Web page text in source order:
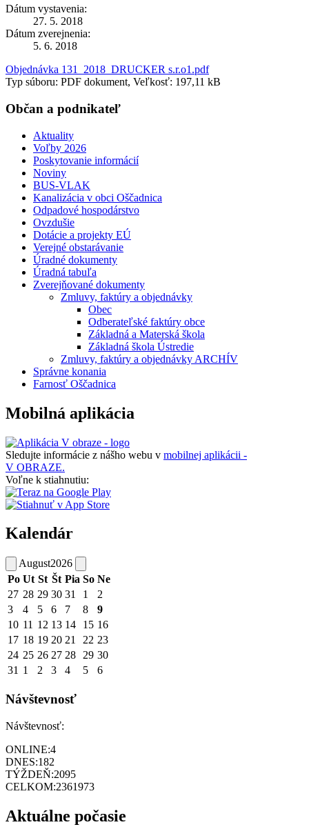
Dátum vystavenia:
27. 5. 2018
Dátum zverejnenia:
5. 6. 2018
Objednávka 131_2018_DRUCKER s.r.o1.pdf
Typ súboru: PDF dokument, Veľkosť: 197,11 kB
Občan a podnikateľ
Aktuality
Voľby 2026
Poskytovanie informácií
Noviny
BUS-VLAK
Kanalizácia v obci Oščadnica
Odpadové hospodárstvo
Ovzdušie
Dotácie a projekty EÚ
Verejné obstarávanie
Úradné dokumenty
Úradná tabuľa
Zverejňované dokumenty
Zmluvy, faktúry a objednávky
Obec
Odberateľské faktúry obce
Základná a Materská škola
Základná škola Ústredie
Zmluvy, faktúry a objednávky ARCHÍV
Správne konania
Farnosť Oščadnica
Mobilná aplikácia
Sledujte informácie z nášho webu v mobilnej aplikácii -
V OBRAZE.
Voľne k stiahnutiu:
Kalendár
August2026
Po Ut St Št Pia So Ne
27 28 29 30 31 1
2
3
4 5 6 7 8
9
10 11 12 13 14 15 16
17 18 19 20 21 22 23
24 25 26 27 28 29 30
31 1 2 3 4 5 6
Návštevnosť
Návštevnosť:
ONLINE:4
DNES:182
TÝŽDEŇ:2095
CELKOM:2361973
Aktuálne počasie